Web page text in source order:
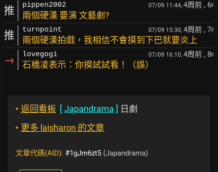
推 pippen2002 07/09 11:44, 4周前 , 6F
兩個硬漢 要演 文藝劇?
推 turnpoint 07/09 15:30, 4周前 , 7F
兩個硬漢拍戲，我相信不會摸到下巴就要炎上
→ lovegogi 07/09 16:10, 4周前 , 8F
石橋凌表示：你摸試試看！（誤）
‣ 返回看板 [Japandrama ] 日劇
‣ 更多 laisharon 的文章
文章代碼(AID): #1gJm6zt5 (Japandrama)